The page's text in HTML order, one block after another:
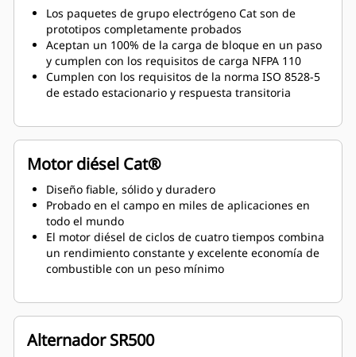
Los paquetes de grupo electrógeno Cat son de
prototipos completamente probados
Aceptan un 100% de la carga de bloque en un paso
y cumplen con los requisitos de carga NFPA 110
Cumplen con los requisitos de la norma ISO 8528-5
de estado estacionario y respuesta transitoria
Motor diésel Cat®
Diseño fiable, sólido y duradero
Probado en el campo en miles de aplicaciones en
todo el mundo
El motor diésel de ciclos de cuatro tiempos combina
un rendimiento constante y excelente economía de
combustible con un peso mínimo
Alternador SR500